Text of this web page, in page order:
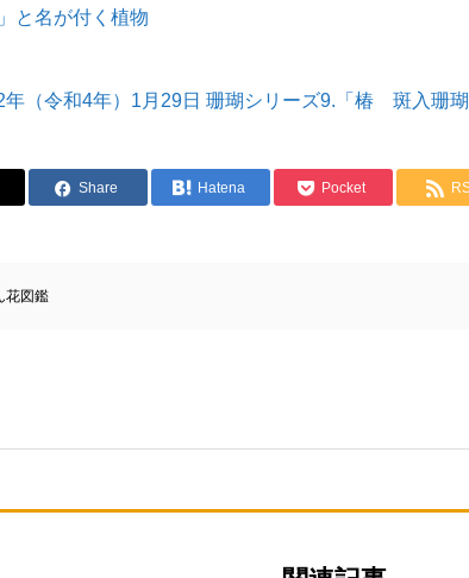
と名が付く植物
年（令和4年）1月29日 珊瑚シリーズ9.「椿 斑入珊瑚
Share Hatena Pocket
花図鑑